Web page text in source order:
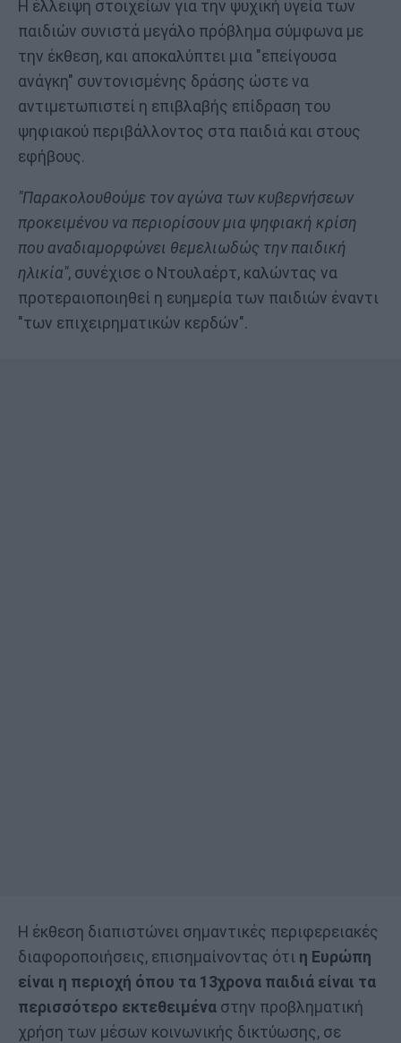
Η έλλειψη στοιχείων για την ψυχική υγεία των
παιδιών συνιστά μεγάλο πρόβλημα σύμφωνα με
την έκθεση, και αποκαλύπτει μια "επείγουσα
ανάγκη" συντονισμένης δράσης ώστε να
αντιμετωπιστεί η επιβλαβής επίδραση του
ψηφιακού περιβάλλοντος στα παιδιά και στους
εφήβους.
"Παρακολουθούμε τον αγώνα των κυβερνήσεων
προκειμένου να περιορίσουν μια ψηφιακή κρίση
που αναδιαμορφώνει θεμελιωδώς την παιδική
ηλικία", συνέχισε ο Ντουλαέρτ, καλώντας να
προτεραιοποιηθεί η ευημερία των παιδιών έναντι
"των επιχειρηματικών κερδών".
Η έκθεση διαπιστώνει σημαντικές περιφερειακές
διαφοροποιήσεις, επισημαίνοντας ότι η Ευρώπη
είναι η περιοχή όπου τα 13χρονα παιδιά είναι τα
περισσότερο εκτεθειμένα στην προβληματική
χρήση των μέσων κοινωνικής δικτύωσης, σε